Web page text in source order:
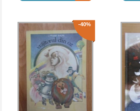
L. Frank Baum - Vrajitorul din Oz
IN STOC
Pret:12,00Lei9,60Lei
L.
-40%